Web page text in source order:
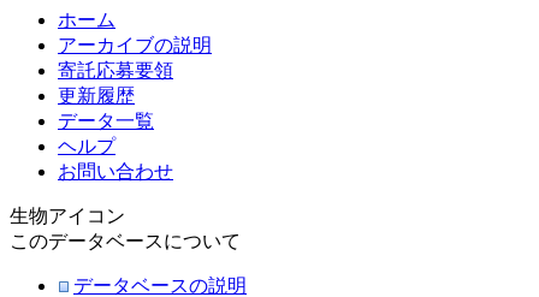
ホーム
アーカイブの説明
寄託応募要領
更新履歴
データ一覧
ヘルプ
お問い合わせ
生物アイコン
このデータベースについて
データベースの説明